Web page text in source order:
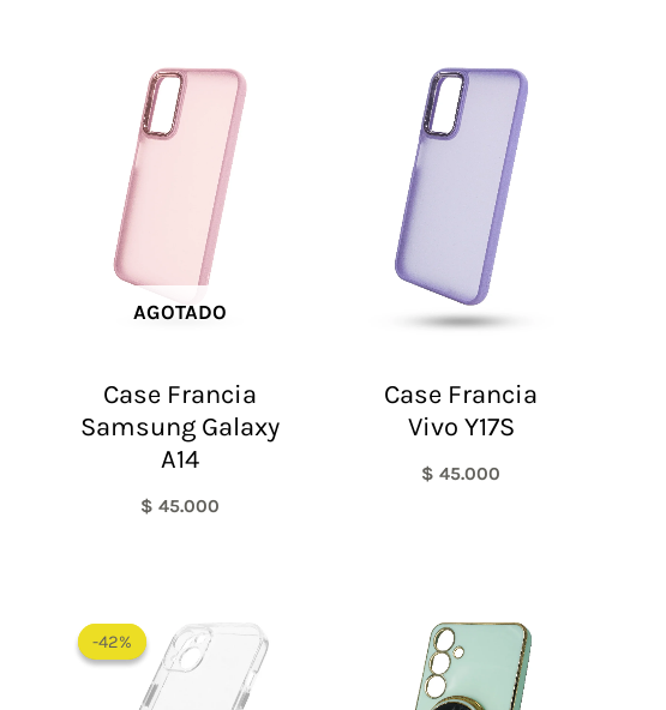
AGOTADO
Case Francia
Samsung Galaxy
A14
$ 45.000
Case Francia
Vivo Y17S
$ 45.000
-42%
-42%
precio
original
era:
$ 60.000.
actual